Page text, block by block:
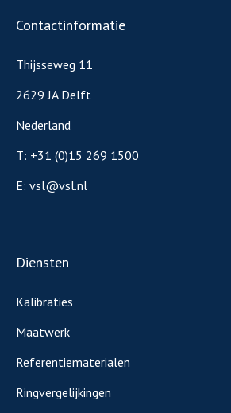
Contactinformatie
Thijsseweg 11
2629 JA Delft
Nederland
T: +31 (0)15 269 1500
E: vsl@vsl.nl
Diensten
Kalibraties
Maatwerk
Referentiematerialen
Ringvergelijkingen